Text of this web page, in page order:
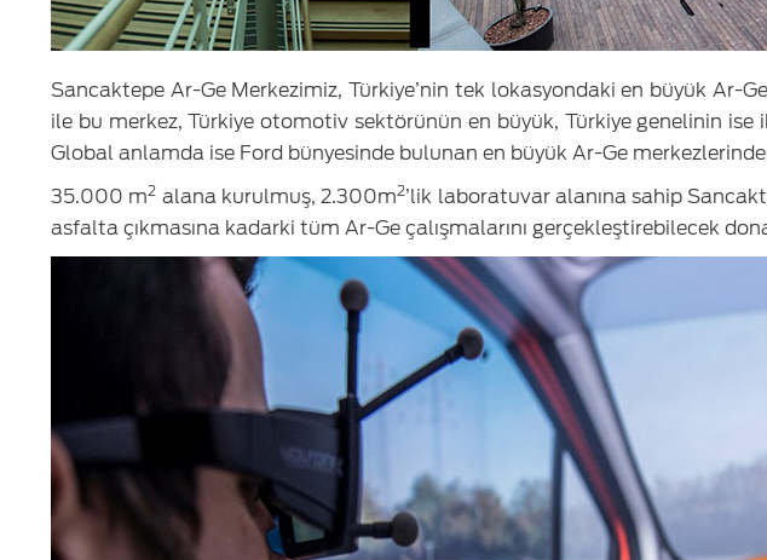
Sancaktepe Ar-Ge Merkezimiz, Türkiye’nin tek lokasyondaki en büyük Ar-
ile bu merkez, Türkiye otomotiv sektörünün en büyük, Türkiye genelinin ise
Global anlamda ise Ford bünyesinde bulunan en büyük Ar-Ge
35.000 m2 alana kurulmuş, 2.300m2’lik laboratuvar alanına sahip
asfalta çıkmasına kadarki tüm Ar-Ge çalışmalarını gerçekleştirebilecek